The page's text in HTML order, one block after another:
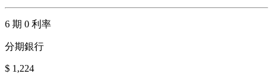
6 期 0 利率
分期銀行
$ 1,224